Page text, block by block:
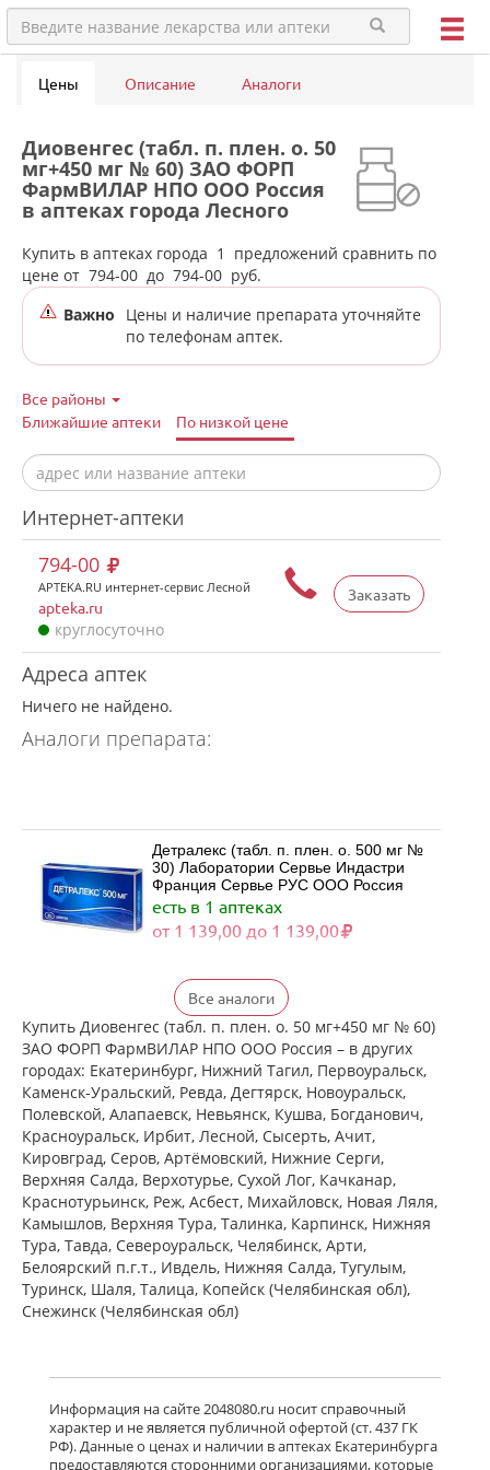
Цены Описание Аналоги
Диовенгес (табл. п. плен. о. 50
мг+450 мг № 60) ЗАО ФОРП
ФармВИЛАР НПО ООО Россия
в аптеках города Лесного
Купить в аптеках города 1
предложений сравнить по
цене от 794-00 до 794-00 руб.
Важно
Цены и наличие препарата уточняйте
по телефонам аптек.
Все районы
Ближайшие аптеки
По низкой цене
Интернет-аптеки
Заказать
794-00
APTEKA.RU интернет-сервис Лесной
apteka.ru
круглосуточно
Адреса аптек
Ничего не найдено.
Аналоги препарата:
Детралекс (табл. п. плен. о. 500 мг №
30) Лаборатории Сервье Индастри
Франция Сервье РУС ООО Россия
есть в 1 аптеках
от 1 139,00 до 1 139,00
Детралекс (табл. п. плен. о. 500 мг №
60) Лаборатории Сервье Индастри
Франция Сервье РУС ООО Россия
есть в 1 аптеках
от 2 164,00 до 2 164,00
Венарус (табл. п. плен. о. 50 мг+450
мг № 30) Алиум АО (Московская
обл,.рп. Оболенск) Россия
есть в 1 аптеках
от 1 183,00 до 1 183,00
Венарус (табл. п. плен. о. 50 мг+450
мг № 60) Алиум АО (Московская
обл,.рп. Оболенск) Россия
есть в 1 аптеках
Детралекс (табл. п. плен. о. 1000 мг
№ 60) Лаборатории Сервье
Индастри Франция Сервье РУС ООО
Россия
Все аналоги
Купить Диовенгес (табл. п. плен. о. 50 мг+450 мг № 60)
ЗАО ФОРП ФармВИЛАР НПО ООО Россия – в других
городах: Екатеринбург, Нижний Тагил, Первоуральск,
Каменск-Уральский, Ревда, Дегтярск, Новоуральск,
Полевской, Алапаевск, Невьянск, Кушва, Богданович,
Красноуральск, Ирбит, Лесной, Сысерть, Ачит,
Кировград, Серов, Артёмовский, Нижние Cерги,
Верхняя Салда, Верхотурье, Сухой Лог, Качканар,
Краснотурьинск, Реж, Асбест, Михайловск, Новая Ляля,
Камышлов, Верхняя Тура, Талинка, Карпинск, Нижняя
Тура, Тавда, Североуральск, Челябинск, Арти,
Белоярский п.г.т., Ивдель, Нижняя Салда, Тугулым,
Туринск, Шаля, Талица, Копейск (Челябинская обл),
Снежинск (Челябинская обл)
Информация на сайте 2048080.ru носит справочный
характер и не является публичной офертой (ст. 437 ГК
РФ). Данные о ценах и наличии в аптеках Екатеринбурга
предоставляются сторонними организациями, которые